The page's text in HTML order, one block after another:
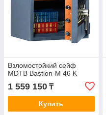
Взломостойкий сейф
MDTB Bastion-M 46 K
1 559 150 ₸
Купить